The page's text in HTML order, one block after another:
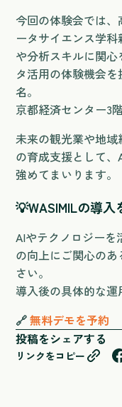
今回の体験会では
ータサイエンス学
や分析スキルに関
タ活用の体験機会
名。
京都経済センター3
未来の観光業や地
の育成支援として
強めてまいります。
💡WASIMILの導
AIやテクノロジーを
の向上にご関心の
さい。
導入後の具体的な運
🔗無料デモを予約
投稿をシェアする
リンクをコピー